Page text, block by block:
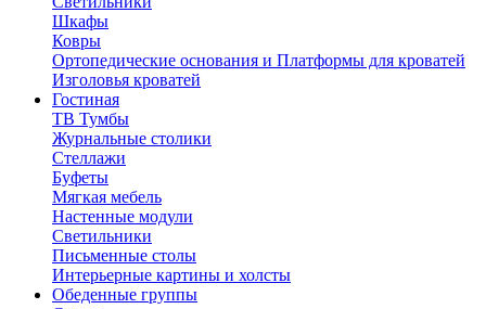
Шкафы
Ковры
Ортопедические основания и Платформы для кроватей
Изголовья кроватей
Гостиная
ТВ Тумбы
Журнальные столики
Стеллажи
Буфеты
Мягкая мебель
Настенные модули
Светильники
Письменные столы
Интерьерные картины и холсты
Обеденные группы